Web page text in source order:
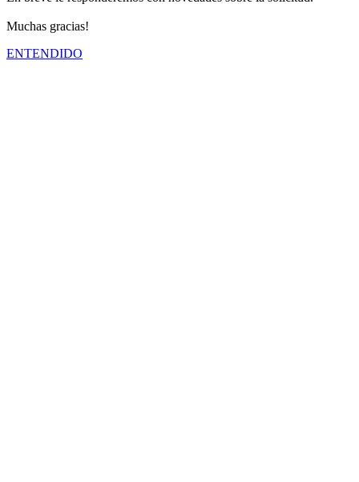
Muchas gracias!
ENTENDIDO